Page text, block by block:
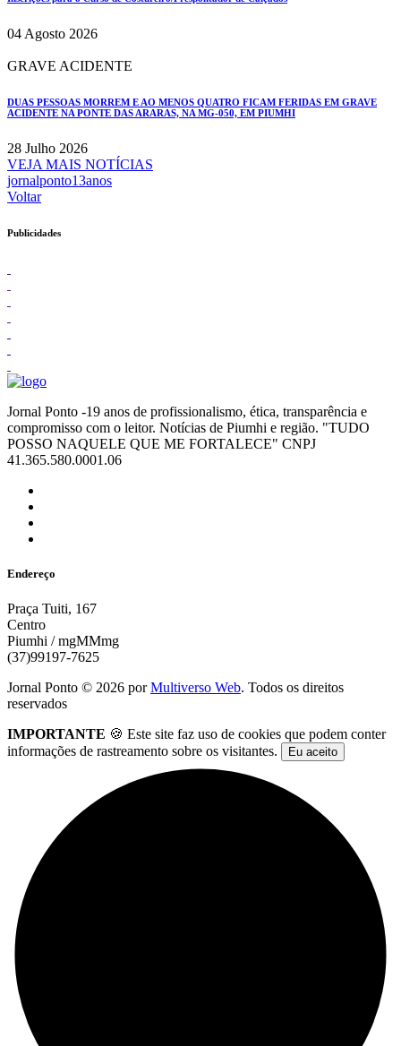
04 Agosto 2026
GRAVE ACIDENTE
DUAS PESSOAS MORREM E AO MENOS QUATRO FICAM FERIDAS EM GRAVE
ACIDENTE NA PONTE DAS ARARAS, NA MG-050, EM PIUMHI
28 Julho 2026
VEJA MAIS NOTÍCIAS
jornalponto13anos
Voltar
Publicidades
Jornal Ponto -19 anos de profissionalismo, ética, transparência e
compromisso com o leitor. Notícias de Piumhi e região. "TUDO
POSSO NAQUELE QUE ME FORTALECE" CNPJ
41.365.580.0001.06
Endereço
Praça Tuiti, 167
Centro
Piumhi / mgMMmg
(37)99197-7625
Jornal Ponto © 2026 porMultiverso Web. Todos os direitos
reservados
IMPORTANTE 🍪 Este site faz uso de cookies que podem conter
informações de rastreamento sobre os visitantes.
Eu aceito